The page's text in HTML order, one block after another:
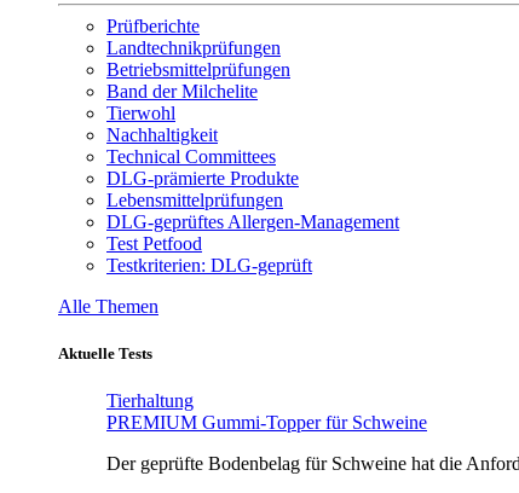
Prüfberichte
Landtechnikprüfungen
Betriebsmittelprüfungen
Band der Milchelite
Tierwohl
Nachhaltigkeit
Technical Committees
DLG-prämierte Produkte
Lebensmittelprüfungen
DLG-geprüftes Allergen-Management
Test Petfood
Testkriterien: DLG-geprüft
Alle Themen
Aktuelle Tests
Tierhaltung
PREMIUM Gummi-Topper für Schweine
Der geprüfte Bodenbelag für Schweine hat die